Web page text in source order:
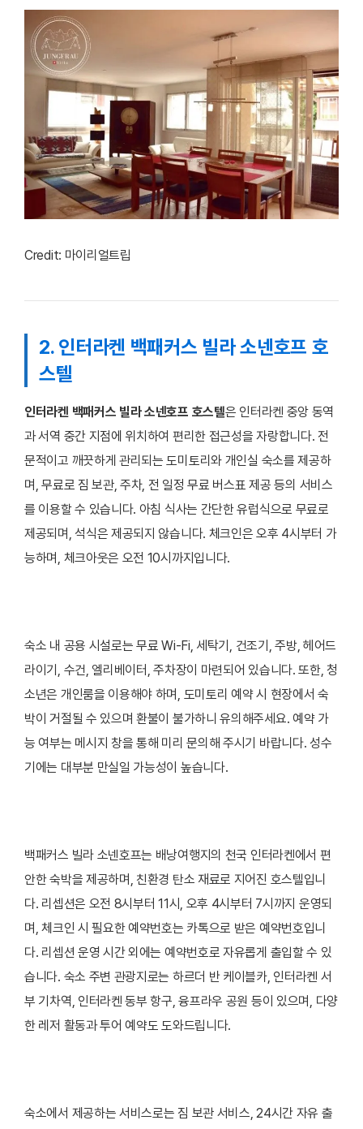
Credit: 마이리얼트립
2. 인터라켄 백패커스 빌라 소넨호프 호
스텔
인터라켄 백패커스 빌라 소넨호프 호스텔은 인터라켄 중앙 동역
과 서역 중간 지점에 위치하여 편리한 접근성을 자랑합니다. 전
문적이고 깨끗하게 관리되는 도미토리와 개인실 숙소를 제공하
며, 무료로 짐 보관, 주차, 전 일정 무료 버스표 제공 등의 서비스
를 이용할 수 있습니다. 아침 식사는 간단한 유럽식으로 무료로
제공되며, 석식은 제공되지 않습니다. 체크인은 오후 4시부터 가
능하며, 체크아웃은 오전 10시까지입니다.
숙소 내 공용 시설로는 무료 Wi-Fi, 세탁기, 건조기, 주방, 헤어드
라이기, 수건, 엘리베이터, 주차장이 마련되어 있습니다. 또한, 청
소년은 개인룸을 이용해야 하며, 도미토리 예약 시 현장에서 숙
박이 거절될 수 있으며 환불이 불가하니 유의해주세요. 예약 가
능 여부는 메시지 창을 통해 미리 문의해 주시기 바랍니다. 성수
기에는 대부분 만실일 가능성이 높습니다.
백패커스 빌라 소넨호프는 배낭여행지의 천국 인터라켄에서 편
안한 숙박을 제공하며, 친환경 탄소 재료로 지어진 호스텔입니
다. 리셉션은 오전 8시부터 11시, 오후 4시부터 7시까지 운영되
며, 체크인 시 필요한 예약번호는 카톡으로 받은 예약번호입니
다. 리셉션 운영 시간 외에는 예약번호로 자유롭게 출입할 수 있
습니다. 숙소 주변 관광지로는 하르더 반 케이블카, 인터라켄 서
부 기차역, 인터라켄 동부 항구, 융프라우 공원 등이 있으며, 다양
한 레저 활동과 투어 예약도 도와드립니다.
숙소에서 제공하는 서비스로는 짐 보관 서비스, 24시간 자유 출